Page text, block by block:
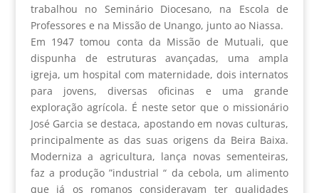
trabalhou no Seminário Diocesano, na Escola de
Professores e na Missão de Unango, junto ao Niassa.
Em 1947 tomou conta da Missão de Mutuali, que
dispunha de estruturas avançadas, uma ampla
igreja, um hospital com maternidade, dois internatos
para jovens, diversas oficinas e uma grande
exploração agrícola. É neste setor que o missionário
José Garcia se destaca, apostando em novas culturas,
principalmente as das suas origens da Beira Baixa.
Moderniza a agricultura, lança novas sementeiras,
faz a produção ”industrial “ da cebola, um alimento
que já os romanos consideravam ter qualidades